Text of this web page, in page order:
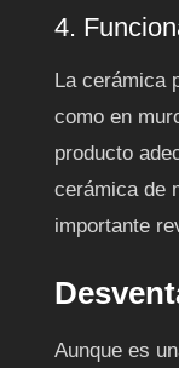
4.
La cerámica
como en
producto
cerámica de
importante
Aunque es